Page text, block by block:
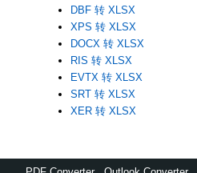
DBF 转 XLSX
XPS 转 XLSX
DOCX 转 XLSX
RIS 转 XLSX
EVTX 转 XLSX
SRT 转 XLSX
XER 转 XLSX